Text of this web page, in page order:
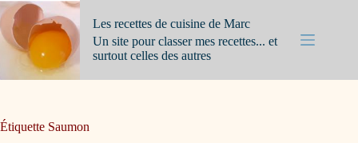
Passer
au
contenu
Les recettes de cuisine de Marc
Un site pour classer mes recettes... et
surtout celles des autres
Étiquette Saumon